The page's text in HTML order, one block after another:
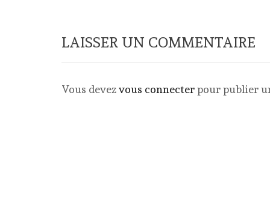
LAISSER UN COMMENTAIRE
Vous devezvous connecterpour publier